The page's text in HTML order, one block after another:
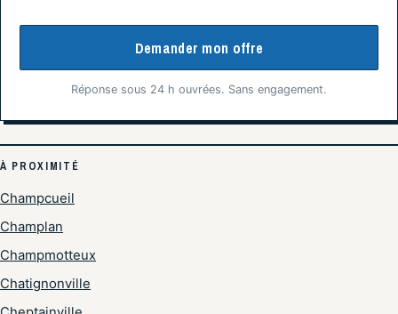
Demander mon offre
Réponse sous 24 h ouvrées. Sans engagement.
À PROXIMITÉ
Champcueil
Champlan
Champmotteux
Chatignonville